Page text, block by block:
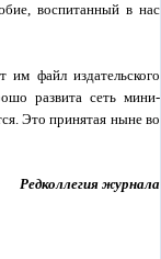
воспитанный в нас
файл издательского
развита сеть мини-
Это принятая ныне во
Редколлегия журнала